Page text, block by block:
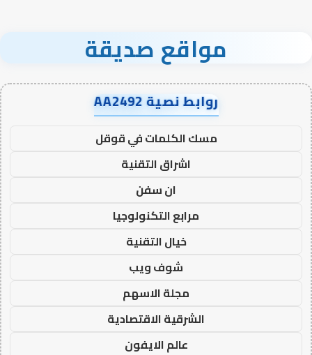
مواقع صديقة
روابط نصية AA2492
مسك الكلمات في قوقل
اشراق التقنية
ان سفن
مرابع التكنولوجيا
خيال التقنية
شوف ويب
مجلة الاسهم
الشرقية الاقتصادية
عالم الايفون